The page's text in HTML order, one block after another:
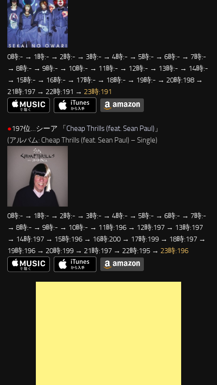
0時:- → 1時:- → 2時:- → 3時:- → 4時:- → 5時:- → 6時:- → 7時:-
→ 8時:- → 9時:- → 10時:- → 11時:- → 12時:- → 13時:- → 14時:-
→ 15時:- → 16時:- → 17時:- → 18時:- → 19時:- → 20時:198 →
21時:197 → 22時:191 → 23時:191
●197位…シーア 「Cheap Thrills (feat. Sean Paul) 」
(アルバム: Cheap Thrills (feat. Sean Paul) – Single)
0時:- → 1時:- → 2時:- → 3時:- → 4時:- → 5時:- → 6時:- → 7時:-
→ 8時:- → 9時:- → 10時:- → 11時:196 → 12時:197 → 13時:197
→ 14時:197 → 15時:196 → 16時:200 → 17時:199 → 18時:197 →
19時:196 → 20時:199 → 21時:197 → 22時:195 → 23時:196